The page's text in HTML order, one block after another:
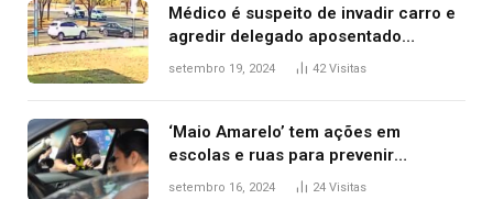
Médico é suspeito de invadir carro e
agredir delegado aposentado
durante confusão no trânsito
setembro 19, 2024 42Visitas
‘Maio Amarelo’ tem ações em
escolas e ruas para prevenir
acidentes no trânsito no AP
setembro 16, 2024 24 Visitas